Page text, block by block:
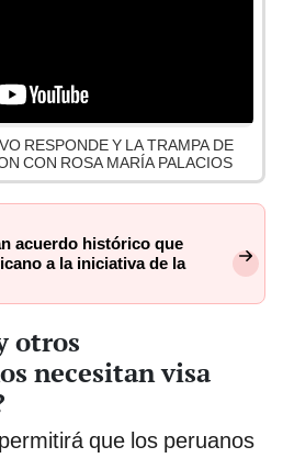
RESPONDE Y LA TRAMPA DE
CON ROSA MARÍA PALACIOS
acuerdo histórico que
a la iniciativa de la
otros
necesitan visa
que los peruanos